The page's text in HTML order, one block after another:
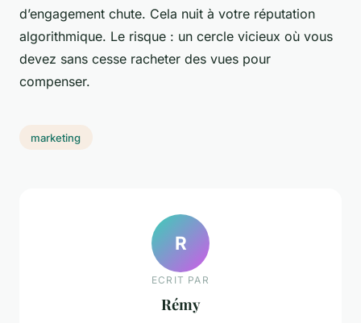
d’engagement chute. Cela nuit à votre réputation
algorithmique. Le risque : un cercle vicieux où vous
devez sans cesse racheter des vues pour
compenser.
marketing
R
ECRIT PAR
Rémy